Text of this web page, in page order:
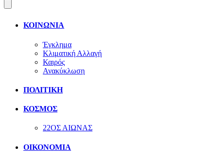
ΚΟΙΝΩΝΙΑ
Έγκλημα
Κλιματική Αλλαγή
Καιρός
Ανακύκλωση
ΠΟΛΙΤΙΚΗ
ΚΟΣΜΟΣ
22ΟΣ ΑΙΩΝΑΣ
ΟΙΚΟΝΟΜΙΑ